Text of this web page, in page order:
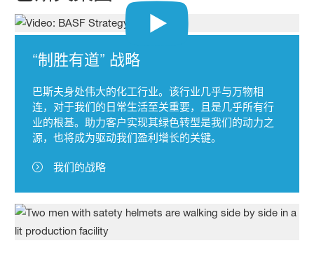
“制胜有道” 战略
巴斯夫身处伟大的化工行业。该行业几乎与万物相
连，对于我们的日常生活至关重要，且是几乎所有行
业的根基。助力客户实现其绿色转型是我们的动力之
源，也将成为驱动我们盈利增长的关键。
我们的战略